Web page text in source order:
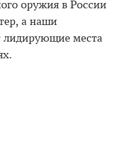
оружия в России
а наши
лидирующие места